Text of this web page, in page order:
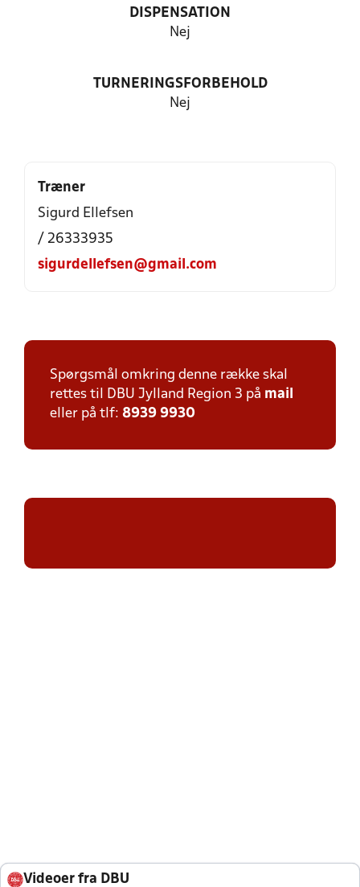
DISPENSATION
Nej
TURNERINGSFORBEHOLD
Nej
Træner
Sigurd Ellefsen
/ 26333935
sigurdellefsen@gmail.com
Spørgsmål omkring denne række skal
rettes til DBU Jylland Region 3 på mail
eller på tlf: 8939 9930
Videoer fra DBU